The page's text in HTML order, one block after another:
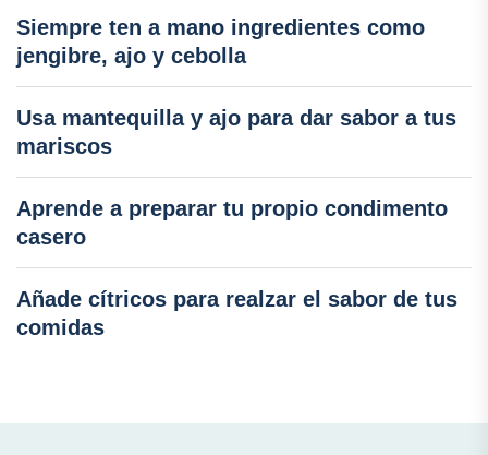
Siempre ten a mano ingredientes como
jengibre, ajo y cebolla
Usa mantequilla y ajo para dar sabor a tus
mariscos
Aprende a preparar tu propio condimento
casero
Añade cítricos para realzar el sabor de tus
comidas